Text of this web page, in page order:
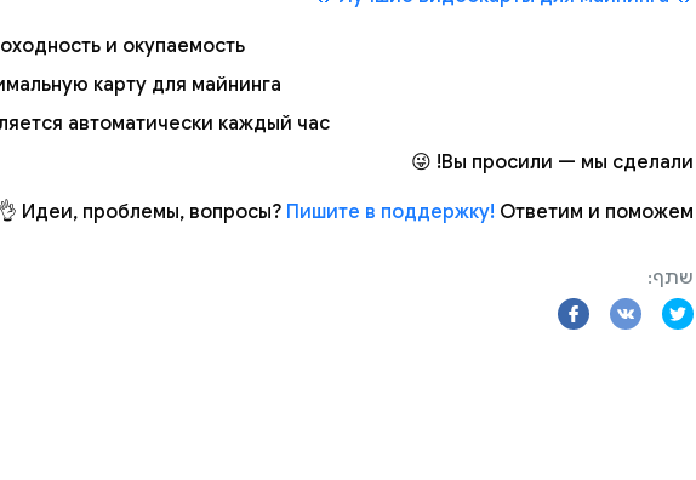
и окупаемость;
карту для майнинга;
автоматически каждый час!
Вы просили — мы сделали! 😜
Идеи, проблемы, вопросы? Пишите в поддержку! Ответим и поможем 👌
שתף: